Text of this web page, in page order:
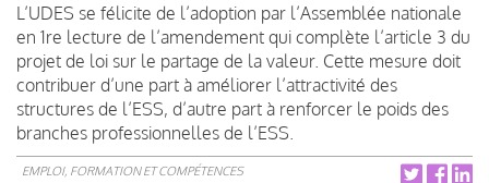
L’UDES se félicite de l’adoption par l’Assemblée nationale
en 1re lecture de l’amendement qui complète l’article 3 du
projet de loi sur le partage de la valeur. Cette mesure doit
contribuer d’une part à améliorer l’attractivité des
structures de l’ESS, d’autre part à renforcer le poids des
branches professionnelles de l’ESS.
EMPLOI, FORMATION ET COMPÉTENCES